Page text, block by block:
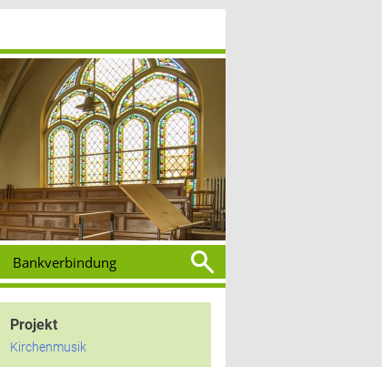
Bankverbindung
nach:
Projekt
Kirchenmusik